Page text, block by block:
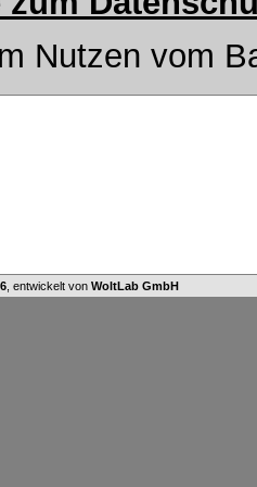
Nutzen vom
, entwickelt von WoltLab GmbH